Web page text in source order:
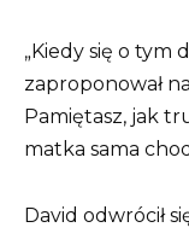
„Kiedy się o tym
zaproponował
Pamiętasz, jak
matka sama
David odwrócił